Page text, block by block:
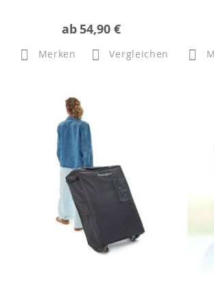
ab 54,90 €
Merken Vergleichen